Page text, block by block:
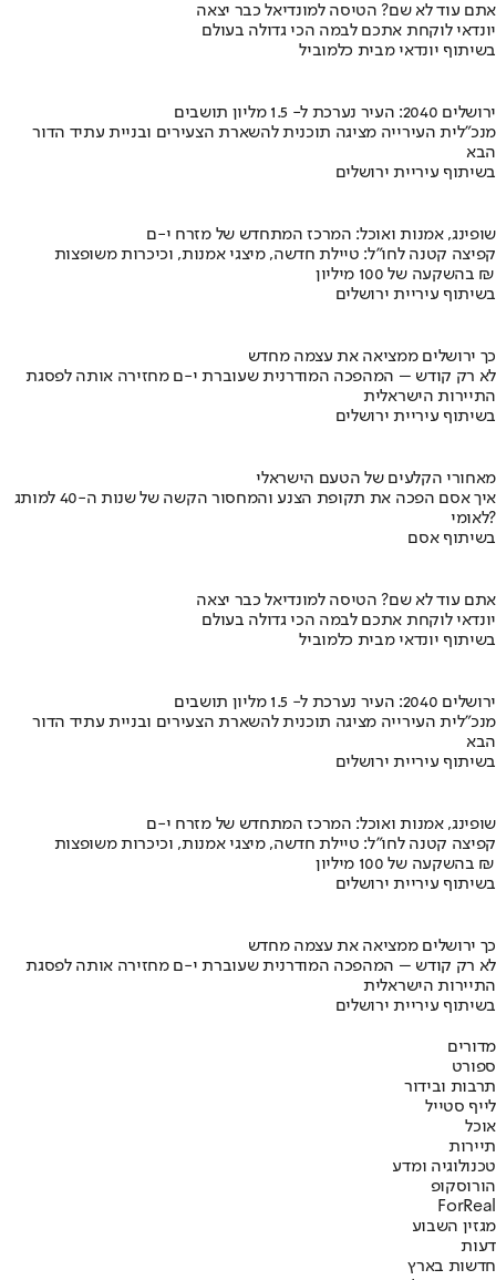
אתם עוד לא שם? הטיסה למונדיאל כבר יצאה
יונדאי לוקחת אתכם לבמה הכי גדולה בעולם
בשיתוף יונדאי מבית כלמוביל
ירושלים 2040: העיר נערכת ל- 1.5 מליון תושבים
מנכ"לית העירייה מציגה תוכנית להשארת הצעירים ובניית עתיד הדור
הבא
בשיתוף עיריית ירושלים
שופינג, אמנות ואוכל: המרכז המתחדש של מזרח י-ם
קפיצה קטנה לחו"ל: טיילת חדשה, מיצגי אמנות, וכיכרות משופצות
בהשקעה של 100 מיליון ₪
בשיתוף עיריית ירושלים
כך ירושלים ממציאה את עצמה מחדש
לא רק קודש – המהפכה המודרנית שעוברת י-ם מחזירה אותה לפסגת
התיירות הישראלית
בשיתוף עיריית ירושלים
מאחורי הקלעים של הטעם הישראלי
איך אסם הפכה את תקופת הצנע והמחסור הקשה של שנות ה-40 למותג
לאומי?
בשיתוף אסם
אתם עוד לא שם? הטיסה למונדיאל כבר יצאה
יונדאי לוקחת אתכם לבמה הכי גדולה בעולם
בשיתוף יונדאי מבית כלמוביל
ירושלים 2040: העיר נערכת ל- 1.5 מליון תושבים
מנכ"לית העירייה מציגה תוכנית להשארת הצעירים ובניית עתיד הדור
הבא
בשיתוף עיריית ירושלים
שופינג, אמנות ואוכל: המרכז המתחדש של מזרח י-ם
קפיצה קטנה לחו"ל: טיילת חדשה, מיצגי אמנות, וכיכרות משופצות
בהשקעה של 100 מיליון ₪
בשיתוף עיריית ירושלים
כך ירושלים ממציאה את עצמה מחדש
לא רק קודש – המהפכה המודרנית שעוברת י-ם מחזירה אותה לפסגת
התיירות הישראלית
בשיתוף עיריית ירושלים
מדורים
ספורט
תרבות ובידור
לייף סטייל
אוכל
תיירות
טכנולוגיה ומדע
הורוסקופ
ForReal
מגזין השבוע
דעות
חדשות בארץ